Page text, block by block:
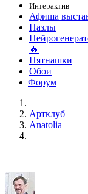
Интерактив
Афиша
Пазлы
🔥
Пятнашки
Обои
Форум
Артклуб
Anatolia